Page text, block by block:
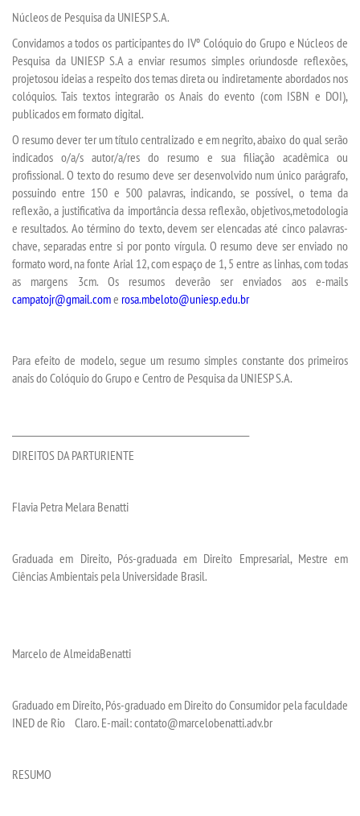
Núcleos de Pesquisa da UNIESP S.A.
Convidamos a todos os participantes do IVº Colóquio do Grupo e Núcleos de
Pesquisa da UNIESP S.A a enviar resumos simplesoriundosde reflexões,
projetosou ideias a respeito dos temas direta ou indiretamente abordados nos
colóquios. Tais textos integrarão os Anais do evento (com ISBN e DOI),
publicadosemformato digital.
O resumo dever ter um título centralizado e em negrito, abaixo do qual serão
indicados o/a/s autor/a/res do resumo e sua filiação acadêmica ou
profissional. O texto do resumo deve ser desenvolvido num único parágrafo,
possuindo entre 150 e 500 palavras, indicando, se possível, o tema da
reflexão, a justificativa da importância dessa reflexão, objetivos,metodologia
e resultados. Ao término do texto, devem ser elencadas até cinco palavras-
chave, separadas entre si por ponto vírgula. O resumo deve ser enviado no
formato word, na fonte Arial 12, com espaço de 1, 5 entre as linhas, com todas
as margens 3cm. Os resumos deverão ser enviados aose-mails
campatojr@gmail.come rosa.mbeloto@uniesp.edu.br
Para efeito de modelo, segue um resumo simples constante dos primeiros
anais do Colóquio do Grupo e Centro de Pesquisada UNIESP S.A.
DIREITOS DA PARTURIENTE
Flavia Petra Melara Benatti
Graduada em Direito, Pós-graduada em Direito Empresarial, Mestre em
Ciências Ambientais pela Universidade Brasil.
Marcelo de AlmeidaBenatti
Graduado em Direito, Pós-graduado em Direito do Consumidor pela faculdade
INED de Rio Claro. E-mail: contato@marcelobenatti.adv.br
RESUMO